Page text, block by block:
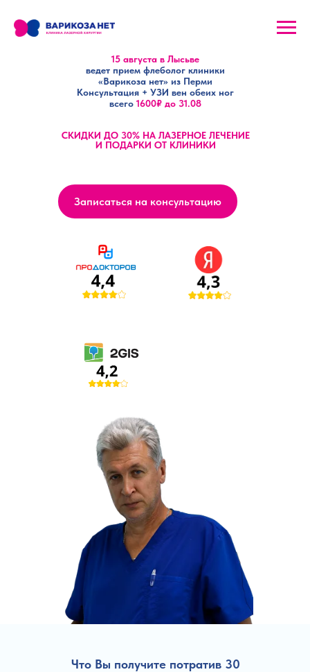
Записаться на консультацию
15 августа в Лысьве
ведет прием флеболог клиники
«Варикоза нет» из Перми
Консультация + УЗИ вен обеих ног
всего 1600₽ до 31.08
СКИДКИ ДО 30% НА ЛАЗЕРНОЕ ЛЕЧЕНИЕ
И ПОДАРКИ ОТ КЛИНИКИ
Что Вы получите потратив 30